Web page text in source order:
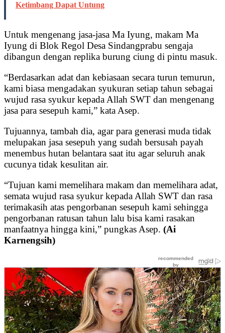
Ketimbang Dapat Untung
Untuk mengenang jasa-jasa Ma Iyung, makam Ma
Iyung di Blok Regol Desa Sindangprabu sengaja
dibangun dengan replika burung ciung di pintu masuk.
“Berdasarkan adat dan kebiasaan secara turun temurun,
kami biasa mengadakan syukuran setiap tahun sebagai
wujud rasa syukur kepada Allah SWT dan mengenang
jasa para sesepuh kami,” kata Asep.
Tujuannya, tambah dia, agar para generasi muda tidak
melupakan jasa sesepuh yang sudah bersusah payah
menembus hutan belantara saat itu agar seluruh anak
cucunya tidak kesulitan air.
“Tujuan kami memelihara makam dan memelihara adat,
semata wujud rasa syukur kepada Allah SWT dan rasa
terimakasih atas pengorbanan sesepuh kami sehingga
pengorbanan ratusan tahun lalu bisa kami rasakan
manfaatnya hingga kini,” pungkas Asep. (Ai
Karnengsih)